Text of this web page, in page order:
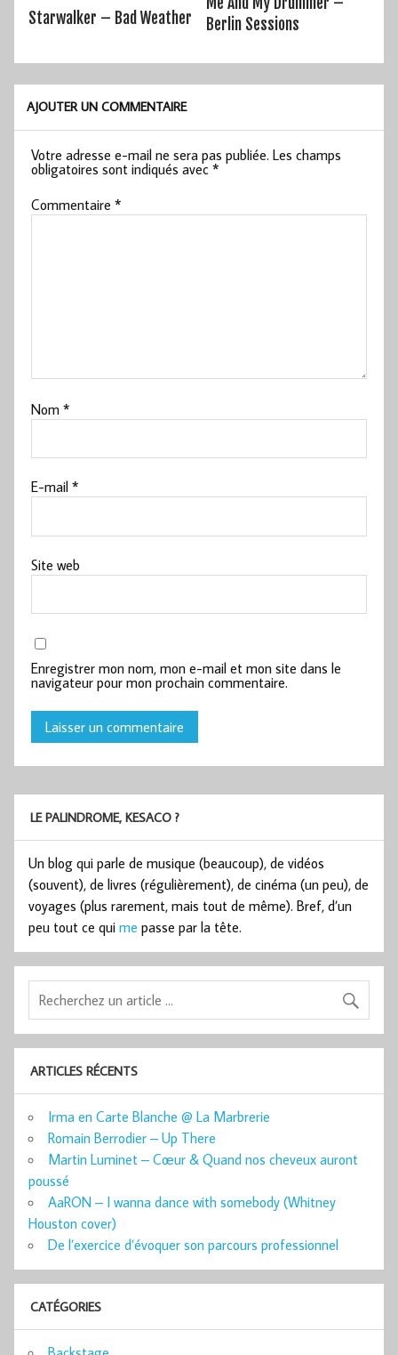
Starwalker – Bad Weather
Berlin Sessions
AJOUTER UN COMMENTAIRE
Votre adresse e-mail ne sera pas publiée. Les champs
obligatoires sont indiqués avec*
Commentaire*
Nom*
E-mail*
Site web
Enregistrer mon nom, mon e-mail et mon site dans le
navigateur pour mon prochain commentaire.
LE PALINDROME, KESACO ?
Un blog qui parle de musique (beaucoup), de vidéos
(souvent), de livres (régulièrement), de cinéma (un peu), de
voyages (plus rarement, mais tout de même). Bref, d’un
peu tout ce qui me passe par la tête.
ARTICLES RÉCENTS
Irma en Carte Blanche @ La Marbrerie
Romain Berrodier – Up There
Martin Luminet – Cœur & Quand nos cheveux auront
poussé
AaRON – I wanna dance with somebody (Whitney
Houston cover)
De l’exercice d’évoquer son parcours professionnel
CATÉGORIES